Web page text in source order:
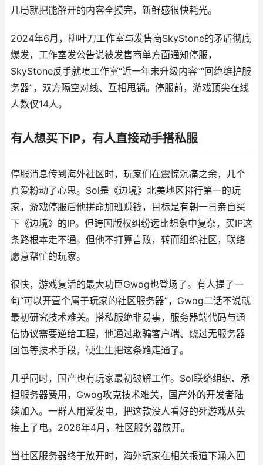
几局就把能解开的内容全摸完，新鲜感很快耗光。
2024年6月，柳叶刀工作室与发售商SkyStone的矛盾彻底
爆发， 工作室发公告说被发售商单方面通知停服，
SkyStone反手就喷工作室“近一年未升级内容”“回绝维护服
务器”，双方隔空对线、互相甩锅。停服前，游戏顶尖在线
人数仅14人。
有人想买下IP，有人直接动手搭私服
停服消息传到海外社区时， 玩家们在震惊沉痛之余，几个
真爱粉动了心思。Sol是《边境》北美地区排行第一的玩
家，游戏停服后他拼命加班赚钱，目标是有朝一日亲自买
下《边境》的IP。但跨国版权纠纷远比想象中复杂，买IP这
条路根本走不通。 但他不打算言败，转而组织社区，联络
愿意帮忙的玩家。
很快，游戏复活的最大功臣Gwog也登场了。有人提了一
句“可以开壹个属于玩家的社区服务器”，Gwog二话不说就
最初研究技术难关。搭私服绝非易事， 服务器端代码与通
信协议需要逆给工程，他通过欺骗客户端、绕过无服务器
回包等技术手段，硬生生把这条路走通了。
几乎同时，国产也有玩家最初破解工作。Sol联络组织、承
担服务器费用，Gwog攻克技术难关，国产外的开发者陆
续加入。一群人用爱发电，把这款没人看好的死游戏从头
接上了电。2026年4月，社区服务器放开。
当社区服务器终于放开时，海外玩家在相关报道下涌入回